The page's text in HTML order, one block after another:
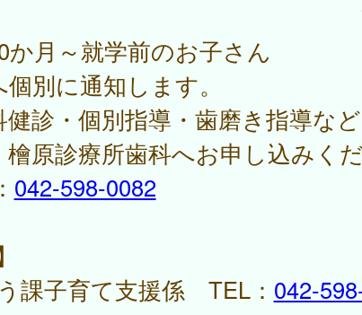
か月～就学前のお子さん
別に通知します。
診・個別指導・歯磨き指導など
檜原診療所歯科へお申し込みくだ
042-598-0082
課子育て支援係 TEL： 042-